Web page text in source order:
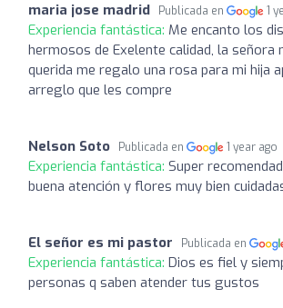
maria jose madrid Publicada en 1
Experiencia fantástica: Me encanto los
hermosos de Exelente calidad, la señora
querida me regalo una rosa para mi hija
arreglo que les compre
Nelson Soto Publicada en 1 year ago
Experiencia fantástica: Super
buena atención y flores muy bien
El señor es mi pastor Publicada en
Experiencia fantástica: Dios es fiel y
personas q saben atender tus gustos